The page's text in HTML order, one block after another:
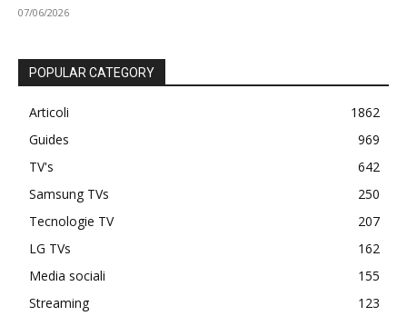
07/06/2026
POPULAR CATEGORY
Articoli
1862
Guides
969
TV's
642
Samsung TVs
250
Tecnologie TV
207
LG TVs
162
Media sociali
155
Streaming
123